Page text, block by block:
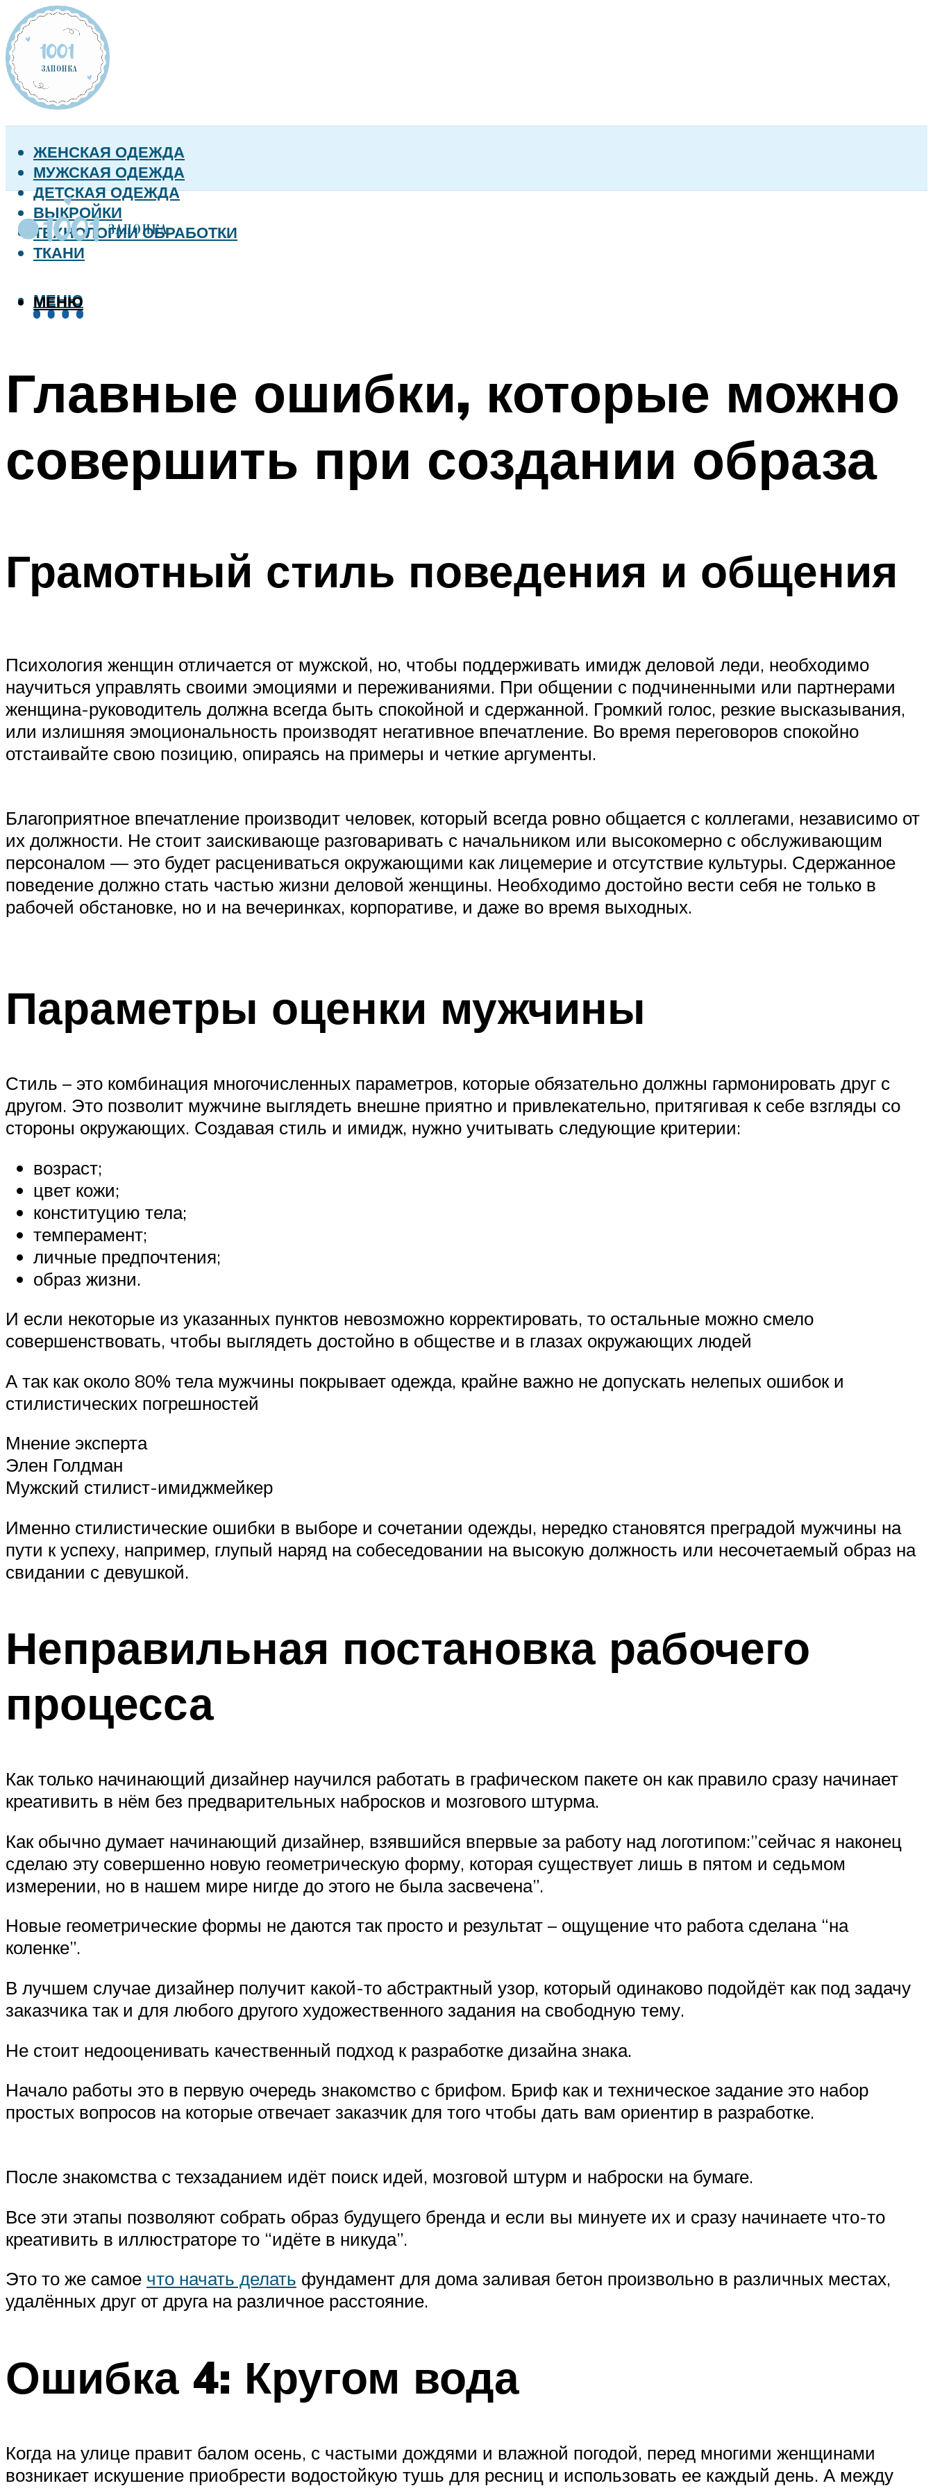
ЖЕНСКАЯ ОДЕЖДА
МУЖСКАЯ ОДЕЖДА
ДЕТСКАЯ ОДЕЖДА
ВЫКРОЙКИ
ТЕХНОЛОГИИ ОБРАБОТКИ
ТКАНИ
МЕНЮ
МЕНЮ
Главные ошибки, которые можно
совершить при создании образа
Грамотный стиль поведения и общения
Психология женщин отличается от мужской, но, чтобы поддерживать имидж деловой леди, необходимо
научиться управлять своими эмоциями и переживаниями. При общении с подчиненными или партнерами
женщина-руководитель должна всегда быть спокойной и сдержанной. Громкий голос, резкие высказывания,
или излишняя эмоциональность производят негативное впечатление. Во время переговоров спокойно
отстаивайте свою позицию, опираясь на примеры и четкие аргументы.
Благоприятное впечатление производит человек, который всегда ровно общается с коллегами, независимо от
их должности. Не стоит заискивающе разговаривать с начальником или высокомерно с обслуживающим
персоналом — это будет расцениваться окружающими как лицемерие и отсутствие культуры. Сдержанное
поведение должно стать частью жизни деловой женщины. Необходимо достойно вести себя не только в
рабочей обстановке, но и на вечеринках, корпоративе, и даже во время выходных.
Параметры оценки мужчины
Стиль – это комбинация многочисленных параметров, которые обязательно должны гармонировать друг с
другом. Это позволит мужчине выглядеть внешне приятно и привлекательно, притягивая к себе взгляды со
стороны окружающих. Создавая стиль и имидж, нужно учитывать следующие критерии:
возраст;
цвет кожи;
конституцию тела;
темперамент;
личные предпочтения;
образ жизни.
И если некоторые из указанных пунктов невозможно корректировать, то остальные можно смело
совершенствовать, чтобы выглядеть достойно в обществе и в глазах окружающих людей
А так как около 80% тела мужчины покрывает одежда, крайне важно не допускать нелепых ошибок и
стилистических погрешностей
Мнение эксперта
Элен Голдман
Мужский стилист-имиджмейкер
Именно стилистические ошибки в выборе и сочетании одежды, нередко становятся преградой мужчины на
пути к успеху, например, глупый наряд на собеседовании на высокую должность или несочетаемый образ на
свидании с девушкой.
Неправильная постановка рабочего
процесса
Как только начинающий дизайнер научился работать в графическом пакете он как правило сразу начинает
креативить в нём без предварительных набросков и мозгового штурма.
Как обычно думает начинающий дизайнер, взявшийся впервые за работу над логотипом:”сейчас я наконец
сделаю эту совершенно новую геометрическую форму, которая существует лишь в пятом и седьмом
измерении, но в нашем мире нигде до этого не была засвечена”.
Новые геометрические формы не даются так просто и результат – ощущение что работа сделана “на
коленке”.
В лучшем случае дизайнер получит какой-то абстрактный узор, который одинаково подойдёт как под задачу
заказчика так и для любого другого художественного задания на свободную тему.
Не стоит недооценивать качественный подход к разработке дизайна знака.
Начало работы это в первую очередь знакомство с брифом. Бриф как и техническое задание это набор
простых вопросов на которые отвечает заказчик для того чтобы дать вам ориентир в разработке.
После знакомства с техзаданием идёт поиск идей, мозговой штурм и наброски на бумаге.
Все эти этапы позволяют собрать образ будущего бренда и если вы минуете их и сразу начинаете что-то
креативить в иллюстраторе то “идёте в никуда”.
Это то же самое что начать делать фундамент для дома заливая бетон произвольно в различных местах,
удалённых друг от друга на различное расстояние.
Ошибка 4: Кругом вода
Когда на улице правит балом осень, с частыми дождями и влажной погодой, перед многими женщинами
возникает искушение приобрести водостойкую тушь для ресниц и использовать ее каждый день. А между